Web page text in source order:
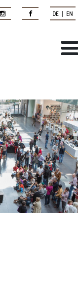
DE | EN